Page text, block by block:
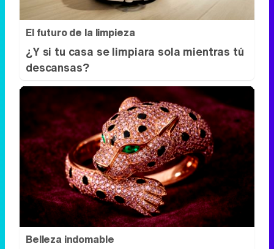
El futuro de la limpieza
¿Y si tu casa se limpiara sola mientras tú
descansas?
Belleza indomable